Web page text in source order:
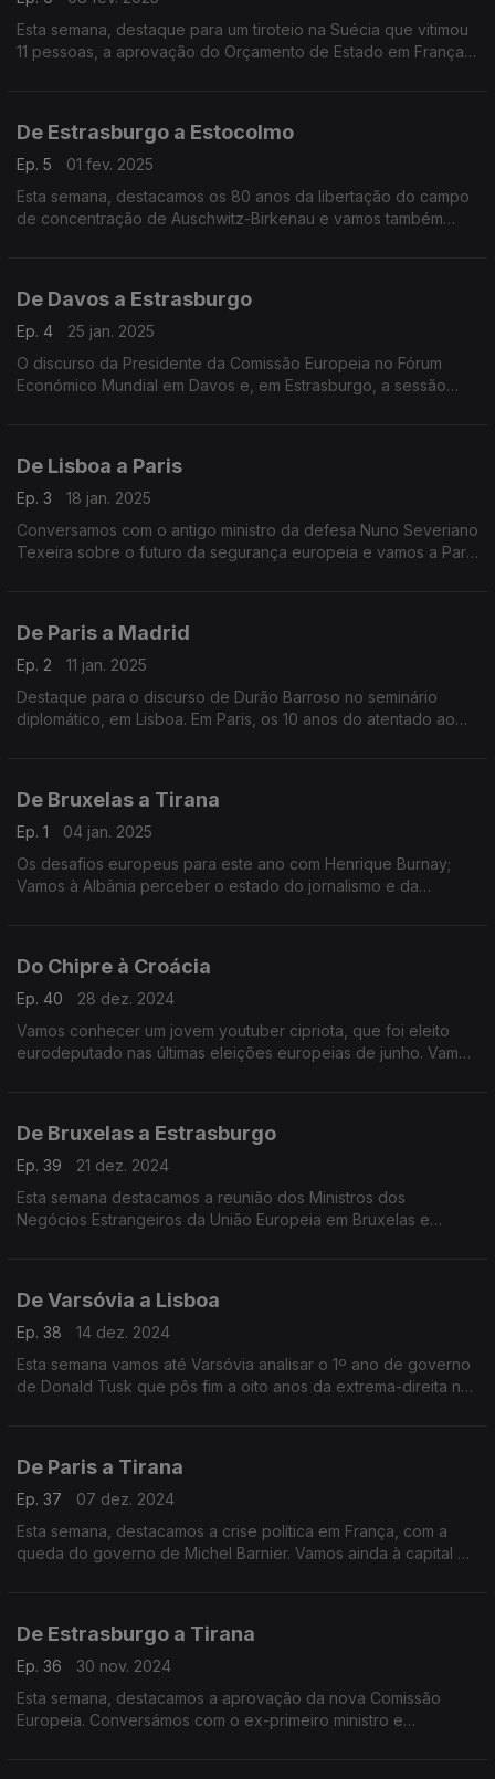
Esta semana, destaque para um tiroteio na Suécia que vitimou
11 pessoas, a aprovação do Orçamento de Estado em França e
De Estrasburgo a Estocolmo
Ep. 5
01 fev. 2025
Esta semana, destacamos os 80 anos da libertação do campo
de concentração de Auschwitz-Birkenau e vamos também
De Davos a Estrasburgo
Ep. 4
25 jan. 2025
O discurso da Presidente da Comissão Europeia no Fórum
Económico Mundial em Davos e, em Estrasburgo, a sessão
De Lisboa a Paris
Ep. 3
18 jan. 2025
Conversamos com o antigo ministro da defesa Nuno Severiano
Texeira sobre o futuro da segurança europeia e vamos a Paris
De Paris a Madrid
Ep. 2
11 jan. 2025
Destaque para o discurso de Durão Barroso no seminário
diplomático, em Lisboa. Em Paris, os 10 anos do atentado ao
De Bruxelas a Tirana
Ep. 1
04 jan. 2025
Os desafios europeus para este ano com Henrique Burnay;
Vamos à Albânia perceber o estado do jornalismo e da
Do Chipre à Croácia
Ep. 40
28 dez. 2024
Vamos conhecer um jovem youtuber cipriota, que foi eleito
eurodeputado nas últimas eleições europeias de junho. Vamos
De Bruxelas a Estrasburgo
Ep. 39
21 dez. 2024
Esta semana destacamos a reunião dos Ministros dos
Negócios Estrangeiros da União Europeia em Bruxelas e
De Varsóvia a Lisboa
Ep. 38
14 dez. 2024
Esta semana vamos até Varsóvia analisar o 1º ano de governo
de Donald Tusk que pôs fim a oito anos da extrema-direita no
De Paris a Tirana
Ep. 37
07 dez. 2024
Esta semana, destacamos a crise política em França, com a
queda do governo de Michel Barnier. Vamos ainda à capital da
De Estrasburgo a Tirana
Ep. 36
30 nov. 2024
Esta semana, destacamos a aprovação da nova Comissão
Europeia. Conversámos com o ex-primeiro ministro e